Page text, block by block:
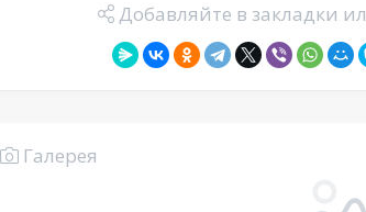
Добавляйте в закладки
Галерея